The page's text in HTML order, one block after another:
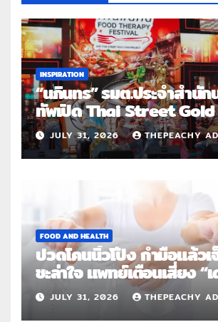
INSPIRATION
“นภินทร” รมต.ประจำสำนั
ทัพเปิด Thai Street
Roadshow 3 จังหวัดต้นแ
JULY 31, 2026 THEPEACHY
FOOD AND HEALTH
ปวดโคนนิ้วโป้ง กำมือแล้วเ
ชะล่าใจ แพทย์เตือนเสี่ยง “
แวง” โรคปลอกหุ้มเอ็นอักเ
ใช้งานซ้ำ
JULY 31, 2026 THEPEACHY